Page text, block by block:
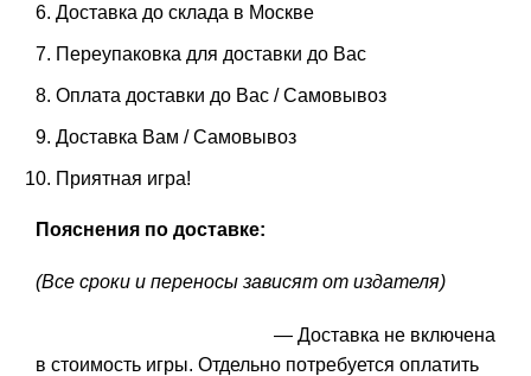
Доставка до склада в Москве
Переупаковка для доставки до Вас
Оплата доставки до Вас / Самовывоз
Доставка Вам / Самовывоз
Приятная игра!
Пояснения по доставке:
(Все сроки и переносы зависят от издателя)
— Доставка не включена
в стоимость игры. Отдельно потребуется оплатить